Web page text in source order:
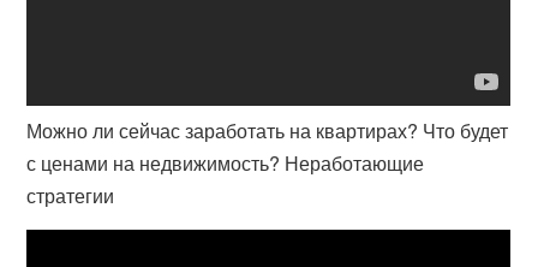
Можно ли сейчас заработать на квартирах? Что будет
с ценами на недвижимость? Неработающие
стратегии